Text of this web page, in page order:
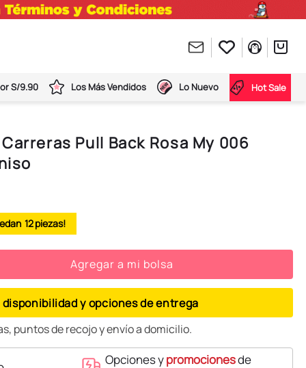
S/9.90 Los Más Vendidos Lo Nuevo Hot Sale
Pull Back Rosa My 006
12
Agregar a mi bolsa
disponibilidad y opciones de entrega
puntos de recojo y envío a domicilio.
Opciones ypromocionesde